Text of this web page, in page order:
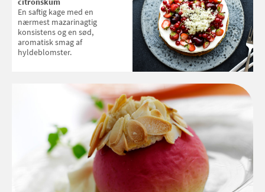
En saftig kage med en
nærmest mazarinagtig
konsistens og en sød,
aromatisk smag af
hyldeblomster.